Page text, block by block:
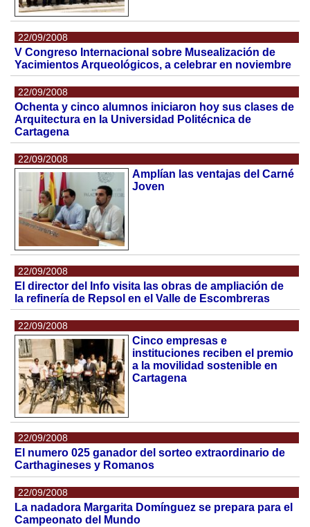
22/09/2008
V Congreso Internacional sobre Musealización de
Yacimientos Arqueológicos, a celebrar en noviembre
22/09/2008
Ochenta y cinco alumnos iniciaron hoy sus clases de
Arquitectura en la Universidad Politécnica de
Cartagena
22/09/2008
Amplían las ventajas del Carné
Joven
22/09/2008
El director del Info visita las obras de ampliación de
la refinería de Repsol en el Valle de Escombreras
22/09/2008
Cinco empresas e
instituciones reciben el premio
a la movilidad sostenible en
Cartagena
22/09/2008
El numero 025 ganador del sorteo extraordinario de
Carthagineses y Romanos
22/09/2008
La nadadora Margarita Domínguez se prepara para el
Campeonato del Mundo